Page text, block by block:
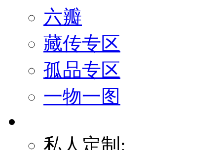
六瓣
藏传专区
孤品专区
一物一图
私人定制: